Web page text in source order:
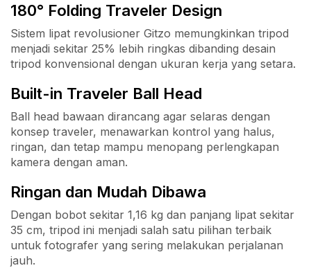
180° Folding Traveler Design
Sistem lipat revolusioner Gitzo memungkinkan tripod
menjadi sekitar 25% lebih ringkas dibanding desain
tripod konvensional dengan ukuran kerja yang setara.
Built-in Traveler Ball Head
Ball head bawaan dirancang agar selaras dengan
konsep traveler, menawarkan kontrol yang halus,
ringan, dan tetap mampu menopang perlengkapan
kamera dengan aman.
Ringan dan Mudah Dibawa
Dengan bobot sekitar 1,16 kg dan panjang lipat sekitar
35 cm, tripod ini menjadi salah satu pilihan terbaik
untuk fotografer yang sering melakukan perjalanan
jauh.